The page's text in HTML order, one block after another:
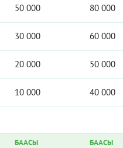
50 000 80 000
30 000 60 000
20 000 50 000
10 000 40 000
БААСЫ
БААСЫ